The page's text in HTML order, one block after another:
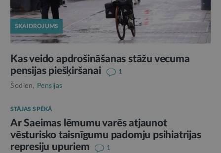
SKAIDROJUMS
Kas veido apdrošināšanas stāžu vecuma
pensijas piešķiršanai
1
Šodien, Pensijas
STĀJAS SPĒKĀ
Ar Saeimas lēmumu varēs atjaunot
vēsturisko taisnīgumu padomju psihiatrijas
represiju upuriem
1